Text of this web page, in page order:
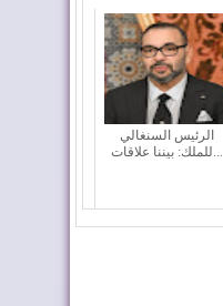
الرئيس السنغالي
للملك: بيننا علاقات...